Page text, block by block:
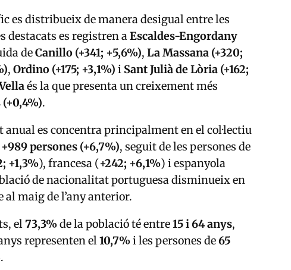
es distribueix de manera desigual entre les
destacats es registren aEscaldes-Engordany
deCanillo (+341; +5,6%), La Massana (+320;
, Ordino (+175; +3,1%) i Sant Julià de Lòria (+162;
és la que presenta un creixement més
.
es concentra principalment en el col·lectiu
+989 persones (+6,7%), seguit de les persones de
+1,3%), francesa (+242; +6,1%) i espanyola
de nacionalitat portuguesa disminueix en
al maig de l’any anterior.
el73,3%de la població té entre15 i 64 anys,
representen el10,7%i les persones de65
.